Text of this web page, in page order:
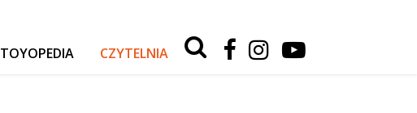
TOYOPEDIA CZYTELNIA
characters